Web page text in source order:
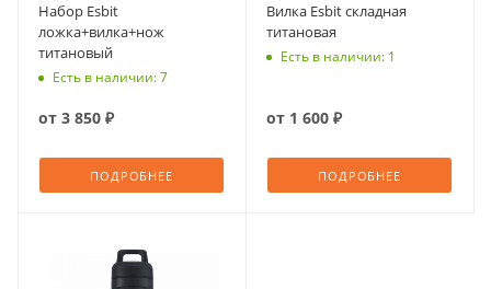
Набор Esbit
ложка+вилка+нож
титановый
Есть в наличии: 7
от 3 850 ₽
ПОДРОБНЕЕ
Вилка Esbit cкладная
титановая
Есть в наличии: 1
от 1 600 ₽
ПОДРОБНЕЕ